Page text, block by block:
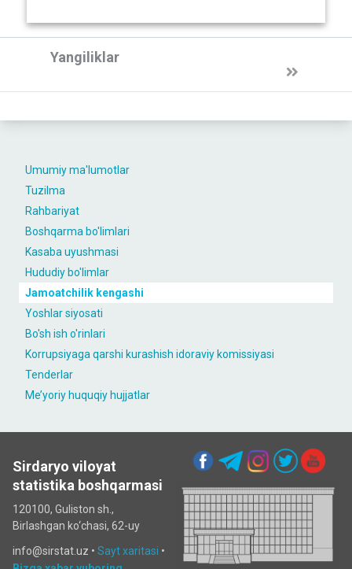
Umumiy ma'lumotlar
Tuzilma
Rahbariyat
Boshqarma bo'limlari
Kasaba uyushmasi
Hududiy bo'limlar
Jamoatchilik kengashi
Yoshlar siyosati
Bo'sh ish o'rinlari
Korrupsiyaga qarshi kurashish idoraviy komissiyasi
Tenderlar
Me’yoriy huquqiy hujjatlar
Yangiliklar
Sirdaryo viloyat
statistika boshqarmasi
120100, Guliston sh.,
Birlashgan ko‘chаsi, 62-uy
info@sirstat.uz • Sayt xaritasi •